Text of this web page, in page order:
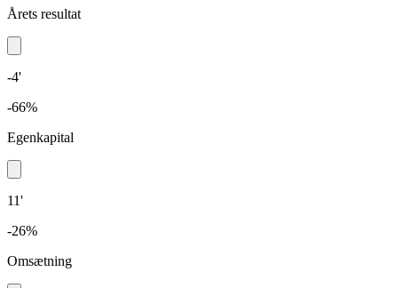
Årets resultat
-4'
-66%
Egenkapital
11'
-26%
Omsætning